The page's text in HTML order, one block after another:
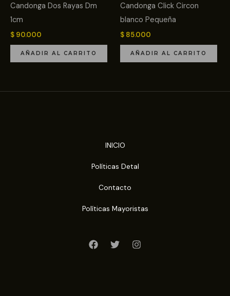
Candonga Dos Rayas Dm
1cm
$ 90.000
AÑADIR AL CARRITO
Candonga Click Circon
blanco Pequeña
$ 85.000
AÑADIR AL CARRITO
INICIO
Políticas Detal
Contacto
Políticas Mayoristas